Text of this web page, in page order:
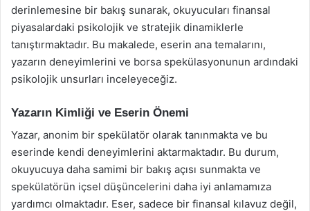
derinlemesine bir bakış sunarak, okuyucuları finansal
piyasalardaki psikolojik ve stratejik dinamiklerle
tanıştırmaktadır. Bu makalede, eserin ana temalarını,
yazarın deneyimlerini ve borsa spekülasyonunun ardındaki
psikolojik unsurları inceleyeceğiz.
Yazarın Kimliği ve Eserin Önemi
Yazar, anonim bir spekülatör olarak tanınmakta ve bu
eserinde kendi deneyimlerini aktarmaktadır. Bu durum,
okuyucuya daha samimi bir bakış açısı sunmakta ve
spekülatörün içsel düşüncelerini daha iyi anlamamıza
yardımcı olmaktadır. Eser, sadece bir finansal kılavuz değil,